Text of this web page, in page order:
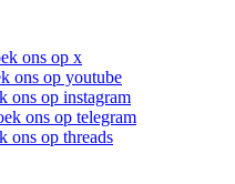
ons op x
ons op youtube
ons op instagram
ons op telegram
ons op threads